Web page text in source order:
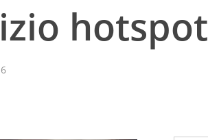
hotspot